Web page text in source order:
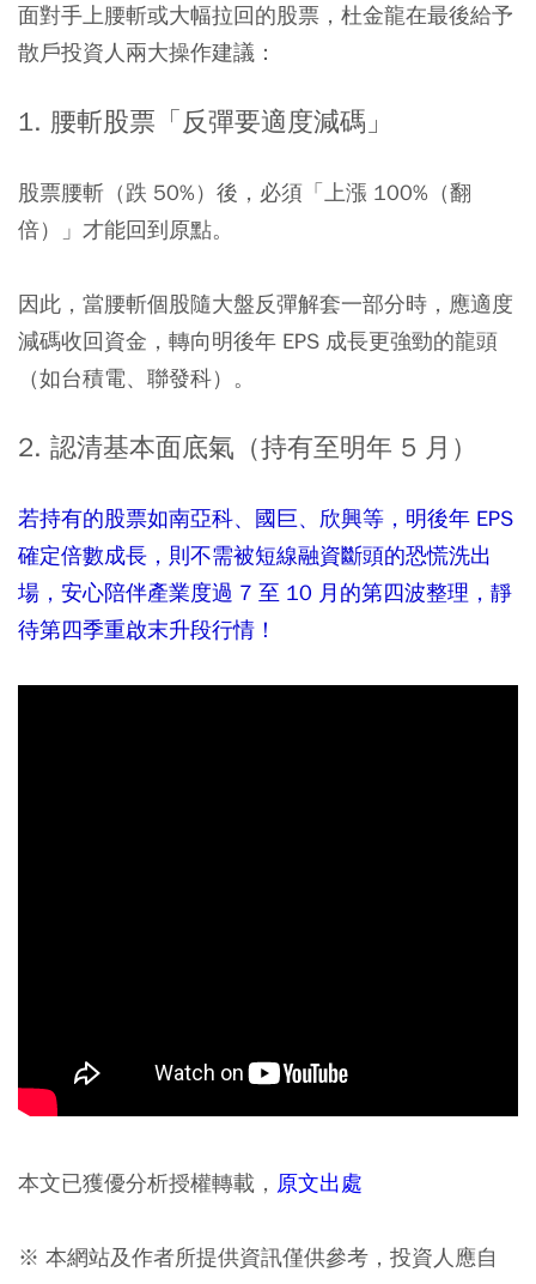
面對手上腰斬或大幅拉回的股票，杜金龍在最後給予
散戶投資人兩大操作建議：
1. 腰斬股票「反彈要適度減碼」
股票腰斬（跌 50%）後，必須「上漲 100%（翻
倍）」才能回到原點。
因此，當腰斬個股隨大盤反彈解套一部分時，應適度
減碼收回資金，轉向明後年 EPS 成長更強勁的龍頭
（如台積電、聯發科）。
2. 認清基本面底氣（持有至明年 5 月）
若持有的股票如南亞科、國巨、欣興等，明後年 EPS
確定倍數成長，則不需被短線融資斷頭的恐慌洗出
場，安心陪伴產業度過 7 至 10 月的第四波整理，靜
待第四季重啟末升段行情！
本文已獲優分析授權轉載， 原文出處
※ 本網站及作者所提供資訊僅供參考，投資人應自